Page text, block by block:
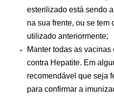
esterilizado está sendo
na sua frente, ou se tem
utilizado anteriormente;
Manter todas as
contra Hepatite. Em
recomendável que seja
para confirmar a